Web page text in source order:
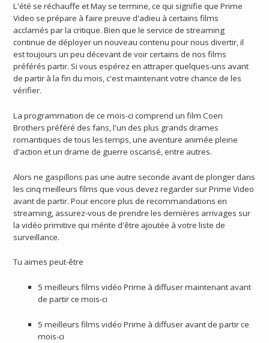
L'été se réchauffe et May se termine, ce qui signifie que Prime
Video se prépare à faire preuve d'adieu à certains films
acclamés par la critique. Bien que le service de streaming
continue de déployer un nouveau contenu pour nous divertir, il
est toujours un peu décevant de voir certains de nos films
préférés partir. Si vous espérez en attraper quelques-uns avant
de partir à la fin du mois, c'est maintenant votre chance de les
vérifier.
La programmation de ce mois-ci comprend un film Coen
Brothers préféré des fans, l'un des plus grands drames
romantiques de tous les temps, une aventure animée pleine
d'action et un drame de guerre oscarisé, entre autres.
Alors ne gaspillons pas une autre seconde avant de plonger dans
les cinq meilleurs films que vous devez regarder sur Prime Video
avant de partir. Pour encore plus de recommandations en
streaming, assurez-vous de prendre les dernières arrivages sur
la vidéo primitive qui mérite d'être ajoutée à votre liste de
surveillance.
Tu aimes peut-être
5 meilleurs films vidéo Prime à diffuser maintenant avant
de partir ce mois-ci
5 meilleurs films vidéo Prime à diffuser avant de partir ce
mois-ci